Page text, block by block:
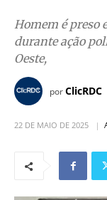
Homem é preso
durante ação
Oeste,
porClicRDC
22 DE MAIO DE 2025